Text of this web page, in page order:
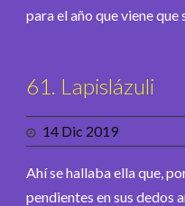
para el año que viene que
61. Lapislázuli
14 Dic 2019
Ahí se hallaba ella que,
pendientes en sus dedos